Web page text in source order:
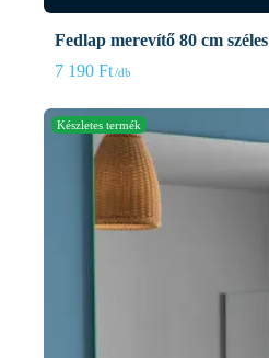
Fedlap merevítő 80 cm széles
7 190 Ft